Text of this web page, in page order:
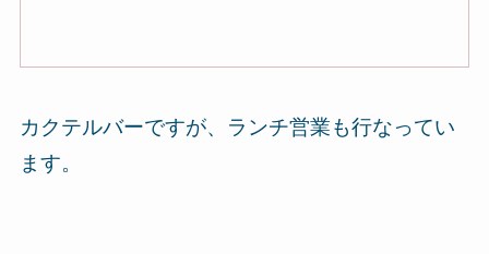
カクテルバーですが、ランチ営業も行なってい
ます。